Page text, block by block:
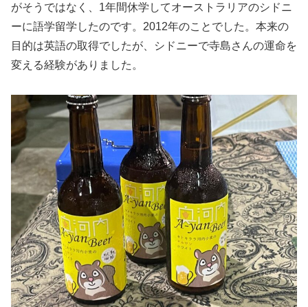
がそうではなく、1年間休学してオーストラリアのシドニ
ーに語学留学したのです。2012年のことでした。本来の
目的は英語の取得でしたが、シドニーで寺島さんの運命を
変える経験がありました。